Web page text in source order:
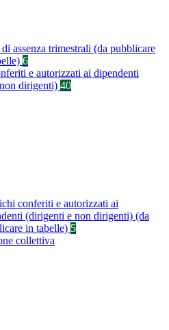
di assenza trimestrali (da pubblicare
6
e autorizzati ai dipendenti
dirigenti) 40
conferiti e autorizzati ai
(dirigenti e non dirigenti) (da
in tabelle) 5
collettiva